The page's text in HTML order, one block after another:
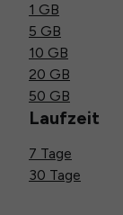
1 GB
5 GB
10 GB
20 GB
50 GB
Laufzeit
7 Tage
30 Tage